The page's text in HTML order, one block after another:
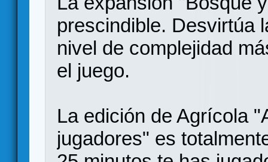
prescindible. Desvirtúa
nivel de complejidad
el juego.
La edición de Agrícola
jugadores" es